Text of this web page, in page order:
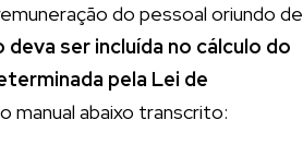
do pessoal oriundo de
ser incluída no cálculo do
pela Lei de
manual abaixo transcrito: